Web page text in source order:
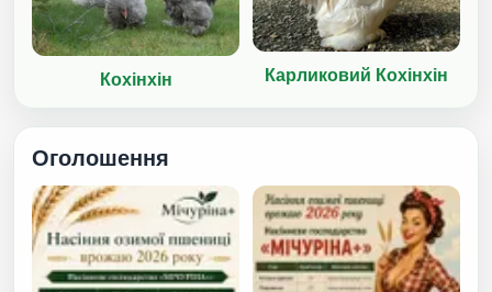
Кохінхін Карликовий Кохінхін
Оголошення